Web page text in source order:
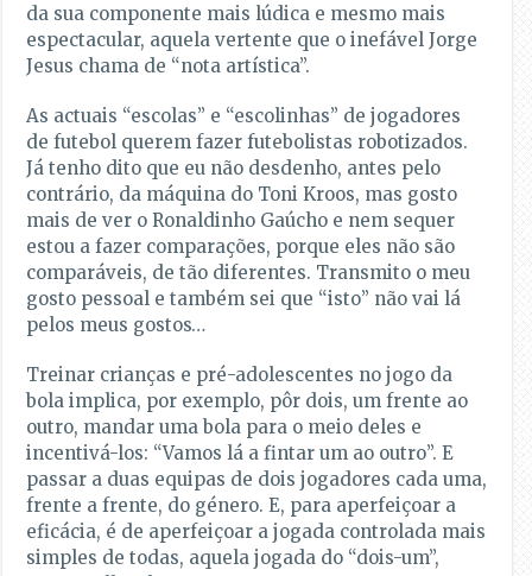
da sua componente mais lúdica e mesmo mais
espectacular, aquela vertente que o inefável Jorge
Jesus chama de “nota artística”.
As actuais “escolas” e “escolinhas” de jogadores
de futebol querem fazer futebolistas robotizados.
Já tenho dito que eu não desdenho, antes pelo
contrário, da máquina do Toni Kroos, mas gosto
mais de ver o Ronaldinho Gaúcho e nem sequer
estou a fazer comparações, porque eles não são
comparáveis, de tão diferentes. Transmito o meu
gosto pessoal e também sei que “isto” não vai lá
pelos meus gostos…
Treinar crianças e pré-adolescentes no jogo da
bola implica, por exemplo, pôr dois, um frente ao
outro, mandar uma bola para o meio deles e
incentivá-los: “Vamos lá a fintar um ao outro”. E
passar a duas equipas de dois jogadores cada uma,
frente a frente, do género. E, para aperfeiçoar a
eficácia, é de aperfeiçoar a jogada controlada mais
simples de todas, aquela jogada do “dois-um”,